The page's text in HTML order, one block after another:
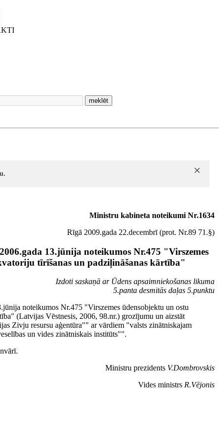
meklēt
Ministru kabineta noteikumi Nr.1634
Rīgā 2009.gada 22.decembrī (prot. Nr.89 71.§)
13.jūnija noteikumos Nr.475 "Virszemes
tīrīšanas un padziļināšanas kārtība"
Izdoti saskaņā ar Ūdens apsaimniekošanas likuma
5.panta desmitās daļas 5.punktu
noteikumos Nr.475 "Virszemes ūdensobjektu un ostu
(Latvijas Vēstnesis, 2006, 98.nr.) grozījumu un aizstāt
Zivju resursu aģentūra"" ar vārdiem "valsts zinātniskajam
un vides zinātniskais institūts"".
Ministru prezidents V.Dombrovskis
Vides ministrs R.Vējonis